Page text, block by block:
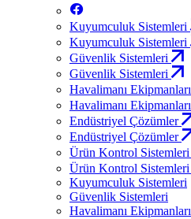
Kuyumculuk Sistemleri
Kuyumculuk Sistemleri
Güvenlik Sistemleri
Güvenlik Sistemleri
Havalimanı Ekipmanları
Havalimanı Ekipmanları
Endüstriyel Çözümler
Endüstriyel Çözümler
Ürün Kontrol Sistemleri
Ürün Kontrol Sistemleri
Kuyumculuk Sistemleri
Güvenlik Sistemleri
Havalimanı Ekipmanları